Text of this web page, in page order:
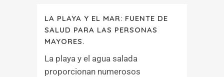
LA PLAYA Y EL MAR: FUENTE DE
SALUD PARA LAS PERSONAS
MAYORES.
La playa y el agua salada
proporcionan numerosos